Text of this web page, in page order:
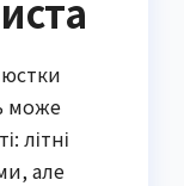
може
літні
але